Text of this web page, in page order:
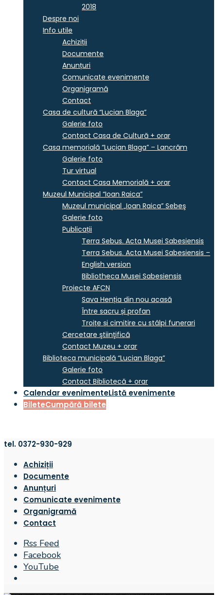
2018
Despre noi
Info utile
Achiziții
Documente
Anunțuri
Comunicate evenimente
Organigramă
Contact
Casa de cultură “Lucian Blaga”
Galerie foto
Contact Casa de Cultură + orar
Casa memorială “Lucian Blaga” – Lancrăm
Galerie foto
Tur virtual
Contact Casa Memorială + orar
Muzeul Municipal “Ioan Raica”
Muzeul municipal „Ioan Raica” Sebeş
Galerie foto
Publicații
Terra Sebus. Acta Musei Sabesiensis
Terra Sebus. Acta Musei Sabesiensis –
English version
Bibliotheca Musei Sabesiensis
Proiecte AFCN
Sava Henția din nou acasă
Între sacru și profan
Troițe și cimitire cu stâlpi funerari
Cercetare ştiinţifică
Contact Muzeu + orar
Biblioteca municipală “Lucian Blaga”
Galerie foto
Contact Bibliotecă + orar
Calendar evenimenteListă evenimente
BileteCumpără bilete
tel. 0372-930-929
Achiziții
Documente
Anunțuri
Comunicate evenimente
Organigramă
Contact
Rss Feed
Facebook
YouTube